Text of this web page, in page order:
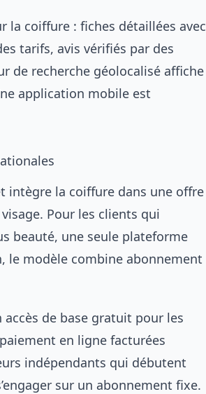
la coiffure : fiches détaillées avec
tarifs, avis vérifiés par des
de recherche géolocalisé affiche
application mobile est
intègre la coiffure dans une offre
Pour les clients qui
beauté, une seule plateforme
le modèle combine abonnement
accès de base gratuit pour les
en ligne facturées
indépendants qui débutent
sur un abonnement fixe.